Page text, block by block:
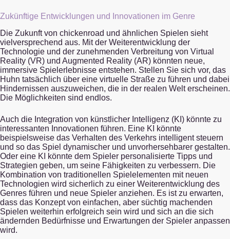
Zukünftige Entwicklungen und Innovationen im Genre
Die Zukunft von chickenroad und ähnlichen Spielen sieht
vielversprechend aus. Mit der Weiterentwicklung der
Technologie und der zunehmenden Verbreitung von Virtual
Reality (VR) und Augmented Reality (AR) könnten neue,
immersive Spielerlebnisse entstehen. Stellen Sie sich vor, das
Huhn tatsächlich über eine virtuelle Straße zu führen und dabei
Hindernissen auszuweichen, die in der realen Welt erscheinen.
Die Möglichkeiten sind endlos.
Auch die Integration von künstlicher Intelligenz (KI) könnte zu
interessanten Innovationen führen. Eine KI könnte
beispielsweise das Verhalten des Verkehrs intelligent steuern
und so das Spiel dynamischer und unvorhersehbarer gestalten.
Oder eine KI könnte dem Spieler personalisierte Tipps und
Strategien geben, um seine Fähigkeiten zu verbessern. Die
Kombination von traditionellen Spielelementen mit neuen
Technologien wird sicherlich zu einer Weiterentwicklung des
Genres führen und neue Spieler anziehen. Es ist zu erwarten,
dass das Konzept von einfachen, aber süchtig machenden
Spielen weiterhin erfolgreich sein wird und sich an die sich
ändernden Bedürfnisse und Erwartungen der Spieler anpassen
wird.